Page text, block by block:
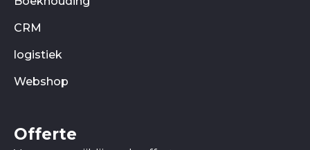
CRM
logistiek
Webshop
Offerte